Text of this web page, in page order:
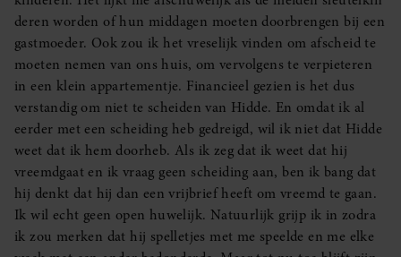
deren worden of hun middagen moeten doorbrengen bij een
gastmoeder. Ook zou ik het vreselijk vinden om afscheid te
moeten nemen van ons huis, om vervolgens te verpieteren
in een klein appartementje. Financieel gezien is het dus
verstandig om niet te scheiden van Hidde. En omdat ik al
eerder met een scheiding heb gedreigd, wil ik niet dat Hidde
weet dat ik hem doorheb. Als ik zeg dat ik weet dat hij
vreemdgaat en ik vraag geen scheiding aan, ben ik bang dat
hij denkt dat hij dan een vrijbrief heeft om vreemd te gaan.
Ik wil echt geen open huwelijk. Natuurlijk grijp ik in zodra
ik zou merken dat hij spelletjes met me speelde en me elke